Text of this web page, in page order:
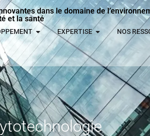
dans le domaine de
et la santé
EXPERTISE NOS